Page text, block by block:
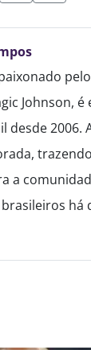
Johnson,
desde 2006.
a
há